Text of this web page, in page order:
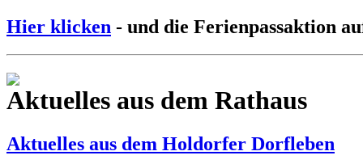
Hier klicken - und die Ferienpassaktion
Aktuelles aus dem Rathaus
Aktuelles aus dem Holdorfer Dorfleben